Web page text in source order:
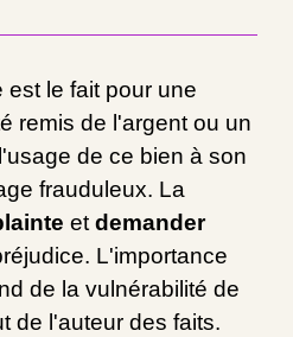
le fait pour une
remis de l'argent ou un
de ce bien à son
frauduleux. La
etdemander
L'importance
de la vulnérabilité de
de l'auteur des faits.